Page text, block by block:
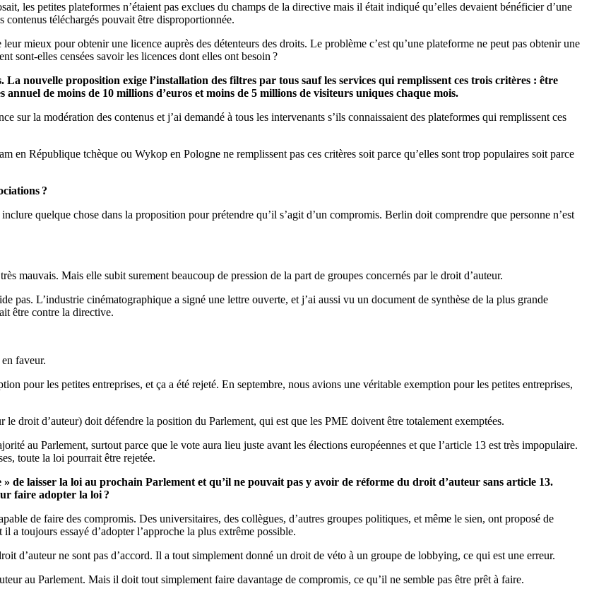
les petites plateformes n’étaient pas exclues du champs de la directive mais il était indiqué qu’elles devaient bénéficier d’une
téléchargés pouvait être disproportionnée.
mieux pour obtenir une licence auprès des détenteurs des droits. Le problème c’est qu’une plateforme ne peut pas obtenir une
sont-elles censées savoir les licences dont elles ont besoin ?
nouvelle proposition exige l’installation des filtres par tous sauf les services qui remplissent ces trois critères : être
de moins de 10 millions d’euros et moins de 5 millions de visiteurs uniques chaque mois.
sur la modération des contenus et j’ai demandé à tous les intervenants s’ils connaissaient des plateformes qui remplissent ces
en République tchèque ou Wykop en Pologne ne remplissent pas ces critères soit parce qu’elles sont trop populaires soit parce
?
quelque chose dans la proposition pour prétendre qu’il s’agit d’un compromis. Berlin doit comprendre que personne n’est
mauvais. Mais elle subit surement beaucoup de pression de la part de groupes concernés par le droit d’auteur.
pas. L’industrie cinématographique a signé une lettre ouverte, et j’ai aussi vu un document de synthèse de la plus grande
être contre la directive.
faveur.
pour les petites entreprises, et ça a été rejeté. En septembre, nous avions une véritable exemption pour les petites entreprises,
droit d’auteur) doit défendre la position du Parlement, qui est que les PME doivent être totalement exemptées.
au Parlement, surtout parce que le vote aura lieu juste avant les élections européennes et que l’article 13 est très impopulaire.
toute la loi pourrait être rejetée.
de laisser la loi au prochain Parlement et qu’il ne pouvait pas y avoir de réforme du droit d’auteur sans article 13.
faire adopter la loi ?
de faire des compromis. Des universitaires, des collègues, d’autres groupes politiques, et même le sien, ont proposé de
a toujours essayé d’adopter l’approche la plus extrême possible.
d’auteur ne sont pas d’accord. Il a tout simplement donné un droit de véto à un groupe de lobbying, ce qui est une erreur.
au Parlement. Mais il doit tout simplement faire davantage de compromis, ce qu’il ne semble pas être prêt à faire.